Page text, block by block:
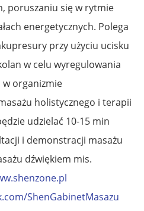
poruszaniu się w rytmie
energetycznych. Polega
przy użyciu ucisku
w celu wyregulowania
w organizmie
holistycznego i terapii
udzielać 10-15 min
i demonstracji masażu
dźwiękiem mis.
ShenGabinetMasazu